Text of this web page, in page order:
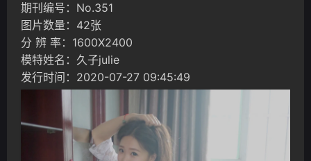
期刊编号：No.351
图片数量：42张
分 辨 率：1600X2400
模特姓名：久子julie
发行时间：2020-07-27 09:45:49